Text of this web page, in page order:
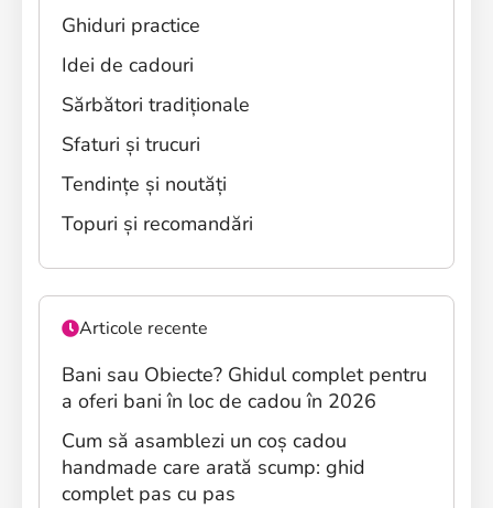
Ghiduri practice
Idei de cadouri
Sărbători tradiționale
Sfaturi și trucuri
Tendințe și noutăți
Topuri și recomandări
Articole recente
Bani sau Obiecte? Ghidul complet pentru
a oferi bani în loc de cadou în 2026
Cum să asamblezi un coș cadou
handmade care arată scump: ghid
complet pas cu pas